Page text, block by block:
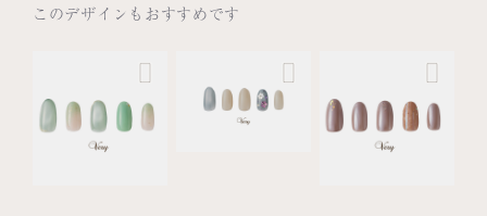
このデザインもおすすめです